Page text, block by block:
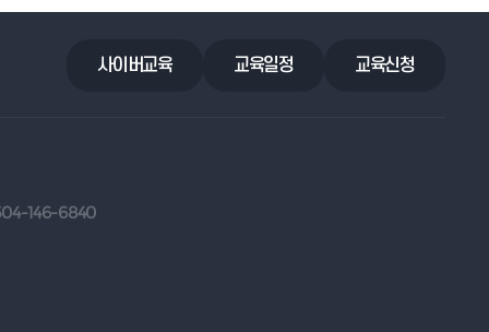
사이버교육 교육일정 교육신청
146-6840